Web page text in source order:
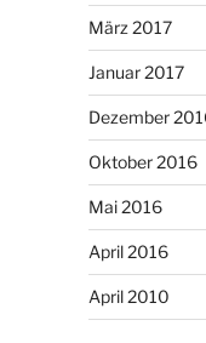
März 2017
Januar 2017
Dezember
Oktober 2016
Mai 2016
April 2016
April 2010